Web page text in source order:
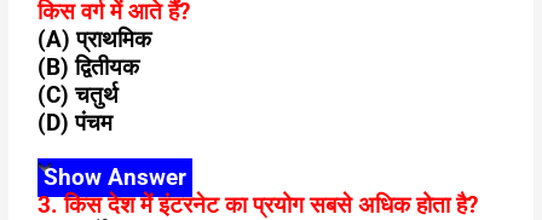
किस वर्ग में आते हैं?
(A) प्राथमिक
(B) द्वितीयक
(C) चतुर्थ
(D) पंचम
Show Answer
3. किस देश में इंटरनेट का प्रयोग सबसे अधिक होता है?